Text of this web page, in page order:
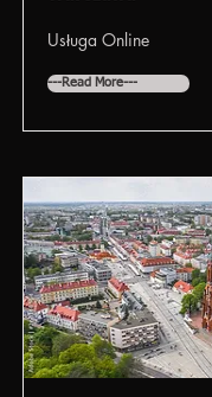
Usługa Online
---Read More---